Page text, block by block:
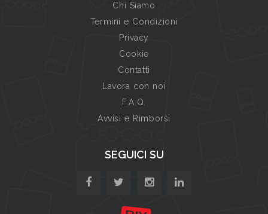
Chi Siamo
Termini e Condizioni
Privacy
Cookie
Contatti
Lavora con noi
F.A.Q.
Avvisi e Rimborsi
SEGUICI SU